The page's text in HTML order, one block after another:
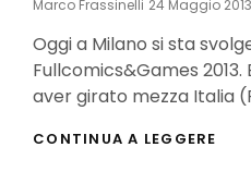
Marco Frassinelli 24 Maggio 2013
Oggi a Milano si sta
Fullcomics&Games
aver girato mezza Italia
CONTINUA A LEGGERE